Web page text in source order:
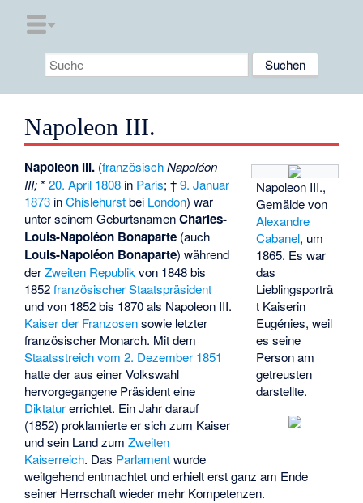
Napoleon III.
Napoleon III.,
Gemälde von
Alexandre
Cabanel, um
1865. Es war
das
Lieblingsporträ
t Kaiserin
Eugénies, weil
es seine
Person am
getreusten
darstellte.
Napoleon III. (französisch Napoléon
III;*20. April 1808 in Paris; †9. Januar
1873 inChislehurstbei London) war
unter seinem GeburtsnamenCharles-
Louis-Napoléon Bonaparte (auch
Louis-Napoléon Bonaparte) während
derZweiten Republikvon 1848 bis
1852französischer Staatspräsident
und von 1852 bis 1870 als Napoleon III.
Kaiser der Franzosensowie letzter
französischer Monarch. Mit dem
Staatsstreich vom 2. Dezember 1851
hatte der aus einer Volkswahl
hervorgegangene Präsident eine
Diktaturerrichtet. Ein Jahr darauf
(1852) proklamierte er sich zum Kaiser
und sein Land zumZweiten
Kaiserreich. Das Parlamentwurde
weitgehend entmachtet und erhielt erst ganz am Ende
seiner Herrschaft wieder mehr Kompetenzen.